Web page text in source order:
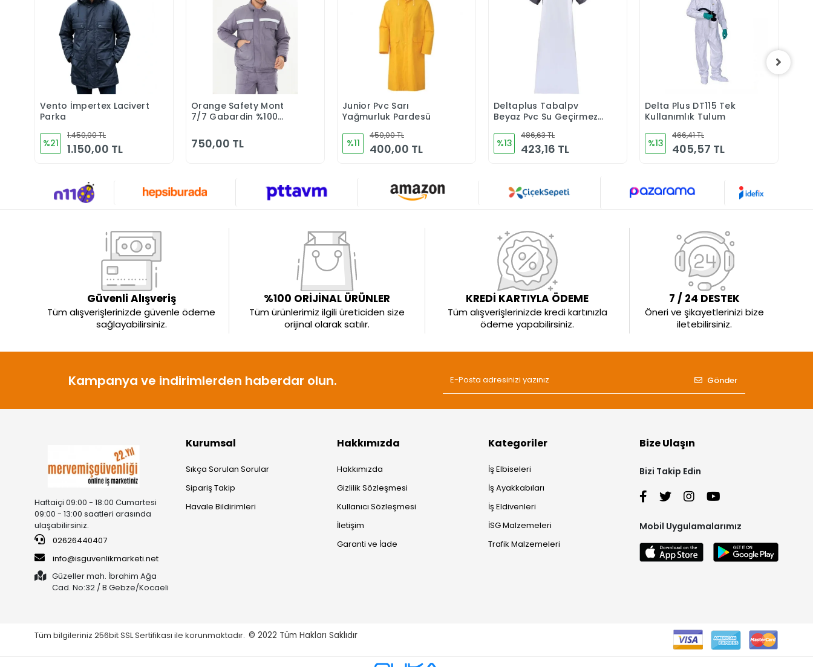
Sepete Ekle
Vento İmpertex Lacivert
Parka
%21
1.450,00 TL
1.150,00 TL
Sepete Ekle
Orange Safety Mont
7/7 Gabardin %100
Kapitoneli Kışlık Gri
750,00 TL
Sepete Ekle
Junior Pvc Sarı
Yağmurluk Pardesü
%11
450,00 TL
400,00 TL
Sepete Ekle
Deltaplus Tabalpv
Beyaz Pvc Su Geçirmez
%13
486,63 TL
423,16 TL
Sepete Ekle
Delta Plus DT115 Tek
Kullanımlık Tulum
%13
466,41 TL
405,57 TL
Güvenli Alışveriş
Tüm alışverişlerinizde güvenle ödeme
sağlayabilirsiniz.
%100 ORİJİNAL ÜRÜNLER
Tüm ürünlerimiz ilgili üreticiden size
orijinal olarak satılır.
KREDİ KARTIYLA ÖDEME
Tüm alışverişlerinizde kredi kartınızla
ödeme yapabilirsiniz.
7 / 24 DESTEK
Öneri ve şikayetlerinizi bize
iletebilirsiniz.
Kampanya ve indirimlerden haberdar olun. Gönder
Haftaiçi 09:00 - 18:00 Cumartesi
09:00 - 13:00 saatleri arasında
ulaşabilirsiniz.
02626440407
info@isguvenlikmarketi.net
Güzeller mah. İbrahim Ağa
Cad. No:32 / B Gebze/Kocaeli
Kurumsal
Sıkça Sorulan Sorular
Sipariş Takip
Havale Bildirimleri
Hakkımızda
Hakkımızda
Gizlilik Sözleşmesi
Kullanıcı Sözleşmesi
İletişim
Garanti ve İade
Kategoriler
İş Elbiseleri
İş Ayakkabıları
İş Eldivenleri
İSG Malzemeleri
Trafik Malzemeleri
Bize Ulaşın
Bizi Takip Edin
Mobil Uygulamalarımız
Tüm bilgileriniz 256bit SSL Sertifikası ile korunmaktadır. © 2022 Tüm Hakları Saklıdır